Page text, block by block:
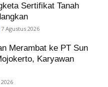
Sertifikat Tanah
7 Agustus 2026
Merambat ke PT Sun
Karyawan